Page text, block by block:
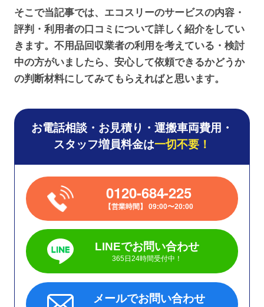
そこで当記事では、エコスリーのサービスの内容・
評判・利用者の口コミについて詳しく紹介をしてい
きます。不用品回収業者の利用を考えている・検討
中の方がいましたら、安心して依頼できるかどうか
の判断材料にしてみてもらえればと思います。
お電話相談・お見積り・運搬車両費用・
スタッフ増員料金は一切不要！
0120-684-225
営業時間 09:00〜20:00
LINEでお問い合わせ
365日24時間受付中！
メールでお問い合わせ